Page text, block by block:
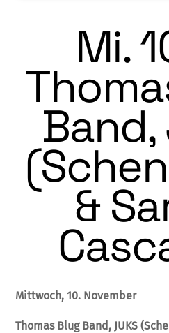
Mi.
Band,
&
Mittwoch, 10. November
Thomas Blug Band, JUKS